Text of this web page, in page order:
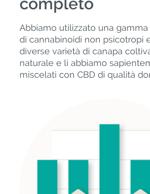
Abbiamo utilizzato una
di cannabinoidi non psicotropi
diverse varietà di canapa
naturale e li abbiamo
miscelati con CBD di qualità